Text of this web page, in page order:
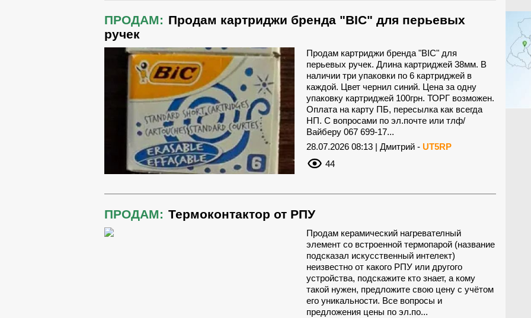
ПРОДАМ: Продам картриджи бренда "BIC" для перьевых
ручек
Продам картриджи бренда "BIC" для
перьевых ручек. Длина картриджей 38мм. В
наличии три упаковки по 6 картриджей в
каждой. Цвет чернил синий. Цена за одну
упаковку картриджей 100грн. ТОРГ возможен.
Оплата на карту ПБ, пересылка как всегда
НП. С вопросами по эл.почте или тлф/
Вайберу 067 699-17...
28.07.2026 08:13 | Дмитрий - UT5RP
44
ПРОДАМ: Термоконтактор от РПУ
Продам керамический нагревателный
элемент со встроенной термопарой (название
подсказал искусственный интелект)
неизвестно от какого РПУ или другого
устройства, подскажите кто знает, а кому
такой нужен, предложите свою цену с учётом
его уникальности. Все вопросы и
предложения цены по эл.по...